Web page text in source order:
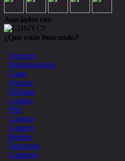
Asociados con
¿Qué estás buscando?
· Terrenos
· Departamentos
· Casas
· Quintas
· Oficinas
· Locales
· PHs
· Campos
· Garages
· Hoteles
· Depositos
· Galpones